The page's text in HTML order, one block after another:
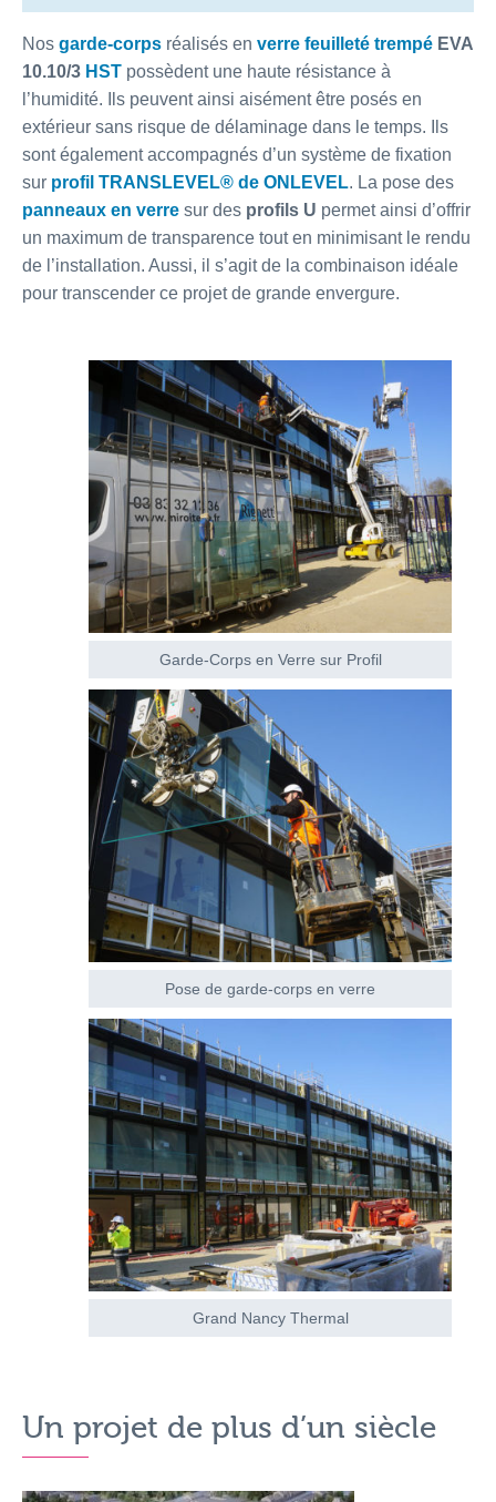
Nos garde-corps réalisés en verre feuilleté trempé EVA
10.10/3 HST possèdent une haute résistance à
l’humidité. Ils peuvent ainsi aisément être posés en
extérieur sans risque de délaminage dans le temps. Ils
sont également accompagnés d’un système de fixation
sur profil TRANSLEVEL® de ONLEVEL. La pose des
panneaux en verre sur des profils U permet ainsi d’offrir
un maximum de transparence tout en minimisant le rendu
de l’installation. Aussi, il s’agit de la combinaison idéale
pour transcender ce projet de grande envergure.
Garde-Corps en Verre sur Profil
Pose de garde-corps en verre
Grand Nancy Thermal
Un projet de plus d’un siècle